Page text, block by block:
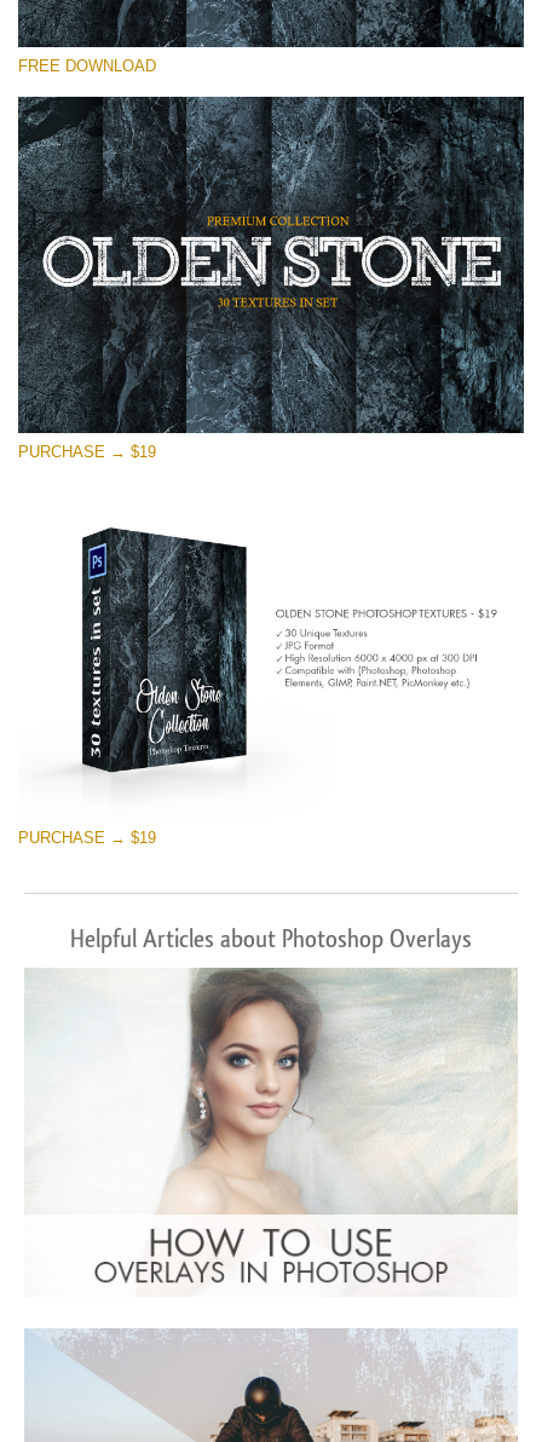
Выберите Вариант
Small 800*533px
Olden Stone
(30 Overlays)
Large 6000*4000px
Entire Collection
(1783 Overlays)
Large 6000*4000px
Скачать Бесплатно
FREE DOWNLOAD
PURCHASE → $19
PURCHASE → $19
Helpful Articles about Photoshop Overlays